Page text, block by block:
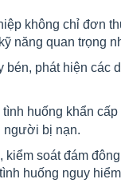
không chỉ đơn
năng quan trọng
bén, phát hiện các
huống khẩn
người bị nạn.
kiểm soát đám
huống nguy